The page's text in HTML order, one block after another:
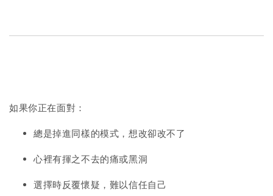
如果你正在面對：
總是掉進同樣的模式，想改卻改不了
心裡有揮之不去的痛或黑洞
選擇時反覆懷疑，難以信任自己